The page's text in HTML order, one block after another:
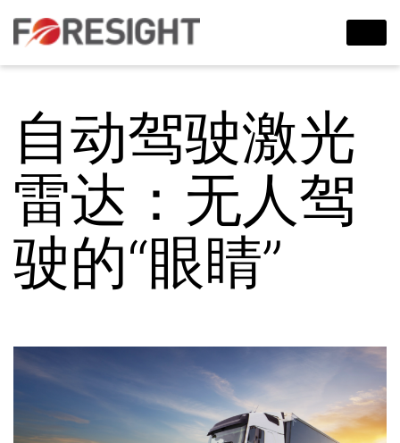
自动驾驶激光
雷达：无人驾
驶的“眼睛”